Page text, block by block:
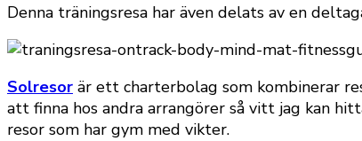
Denna träningsresa har även delats av en
Solresor är ett charterbolag som kombinerar
att finna hos andra arrangörer så vitt jag kan
resor som har gym med vikter.